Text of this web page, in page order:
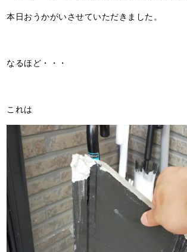
本日おうかがいさせていただきました。
なるほど・・・
これは